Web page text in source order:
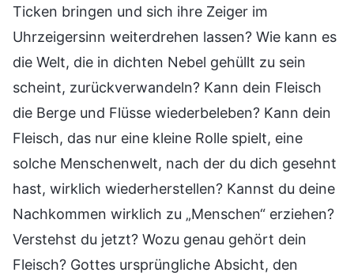
Ticken bringen und sich ihre Zeiger im
Uhrzeigersinn weiterdrehen lassen? Wie kann es
die Welt, die in dichten Nebel gehüllt zu sein
scheint, zurückverwandeln? Kann dein Fleisch
die Berge und Flüsse wiederbeleben? Kann dein
Fleisch, das nur eine kleine Rolle spielt, eine
solche Menschenwelt, nach der du dich gesehnt
hast, wirklich wiederherstellen? Kannst du deine
Nachkommen wirklich zu „Menschen“ erziehen?
Verstehst du jetzt? Wozu genau gehört dein
Fleisch? Gottes ursprüngliche Absicht, den